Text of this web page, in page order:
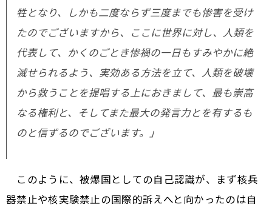
牲となり、しかも二度ならず三度までも惨害を受け
たのでございますから、ここに世界に対し、人類を
代表して、かくのごとき惨禍の一日もすみやかに絶
滅せられるよう、実効ある方法を立て、人類を破壊
から救うことを提唱する上におきまして、最も崇高
なる権利と、そしてまた最大の発言力とを有するも
のと信ずるのでございます。」
このように、被爆国としての自己認識が、まず核兵
器禁止や核実験禁止の国際的訴えへと向かったのは自